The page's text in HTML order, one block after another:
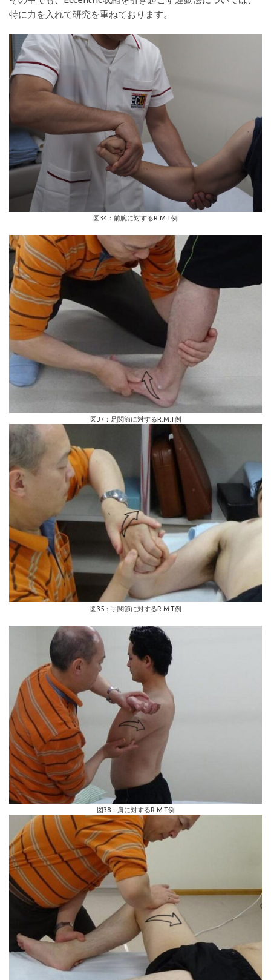
特に力を入れて研究を重ねております。
図34：前腕に対するR.M.T例
図37：足関節に対するR.M.T例
図35：手関節に対するR.M.T例
図38：肩に対するR.M.T例